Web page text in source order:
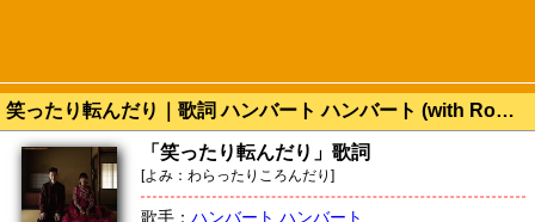
笑ったり転んだり｜歌詞 ハンバート ハンバート (with Romaji)
「笑ったり転んだり」歌詞
[よみ：わらったりころんだり]
歌手： ハンバート ハンバート